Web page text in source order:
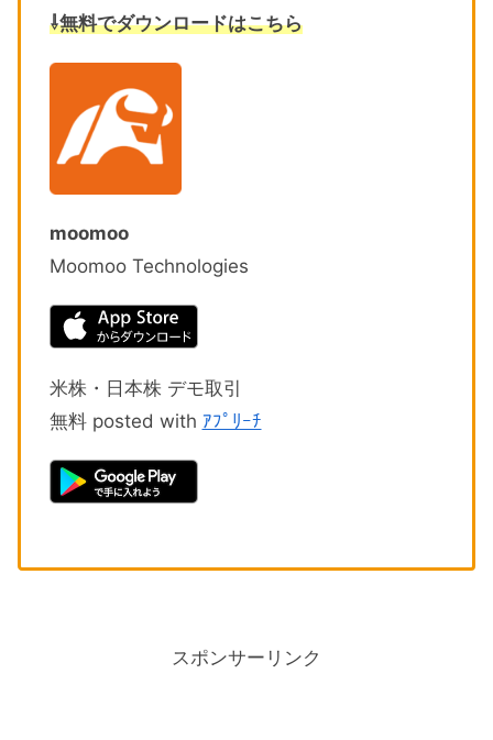
⇩無料でダウンロードはこちら
moomoo
Moomoo Technologies
米株・日本株 デモ取引
無料 posted with ｱﾌﾟﾘｰﾁ
スポンサーリンク